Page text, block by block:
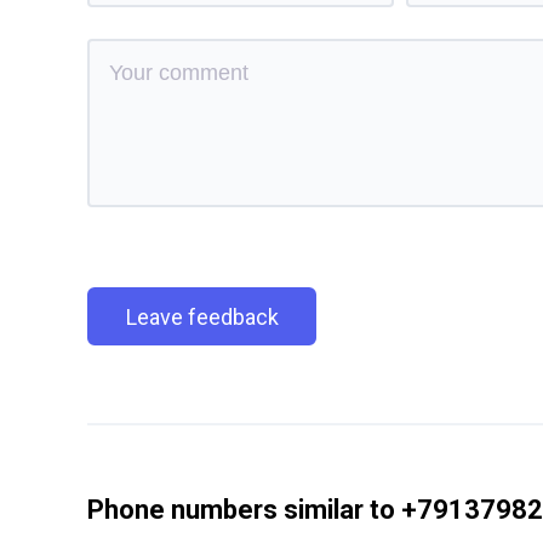
Leave feedback
Phone numbers similar to